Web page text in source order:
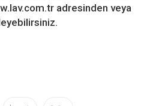
adresinden veya